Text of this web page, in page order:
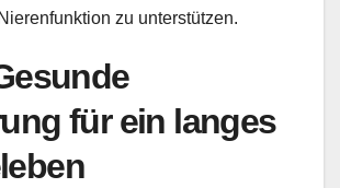
zu unterstützen.
für ein langes